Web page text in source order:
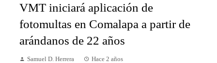
VMT iniciará aplicación de
fotomultas en Comalapa a partir de
arándanos de 22 años
Samuel D. Herrera Hace 2 años